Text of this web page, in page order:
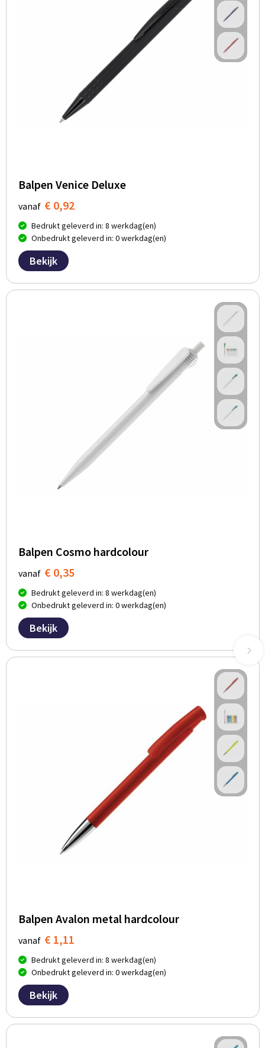
Balpen Venice Deluxe
vanaf € 0,92
Bedrukt geleverd in: 8 werkdag(en)
Onbedrukt geleverd in: 0 werkdag(en)
Bekijk
Balpen Cosmo hardcolour
vanaf € 0,35
Bedrukt geleverd in: 8 werkdag(en)
Onbedrukt geleverd in: 0 werkdag(en)
Bekijk
Balpen Avalon metal hardcolour
vanaf € 1,11
Bedrukt geleverd in: 8 werkdag(en)
Onbedrukt geleverd in: 0 werkdag(en)
Bekijk